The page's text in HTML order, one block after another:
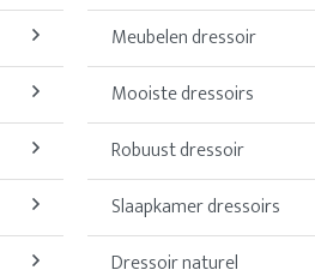
Meubelen dressoir
Mooiste dressoirs
Robuust dressoir
Slaapkamer dressoirs
Dressoir naturel